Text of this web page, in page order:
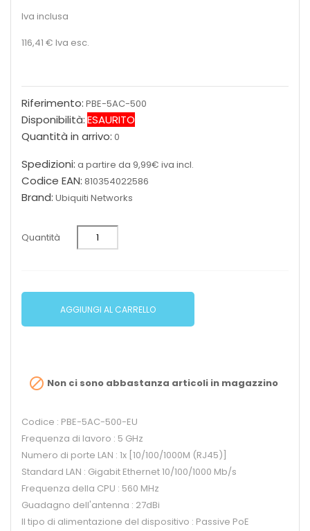
Iva inclusa
116,41 € Iva esc.
Riferimento: PBE-5AC-500
Disponibilità:ESAURITO
Quantità in arrivo: 0
Spedizioni: a partire da 9,99€ iva incl.
Codice EAN: 810354022586
Brand: Ubiquiti Networks
Quantità
AGGIUNGI AL CARRELLO
 Non ci sono abbastanza articoli in magazzino
Codice : PBE-5AC-500-EU
Frequenza di lavoro : 5 GHz
Numero di porte LAN : 1x [10/100/1000M (RJ45)]
Standard LAN : Gigabit Ethernet 10/100/1000 Mb/s
Frequenza della CPU : 560 MHz
Guadagno dell'antenna : 27dBi
Il tipo di alimentazione del dispositivo : Passive PoE